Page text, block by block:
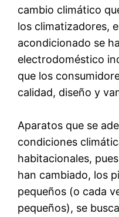
cambio climático
los climatizadores,
acondicionado se
electrodoméstico
que los
calidad, diseño y
Aparatos que se
condiciones
habitacionales,
han cambiado, los
pequeños (o cada
pequeños), se